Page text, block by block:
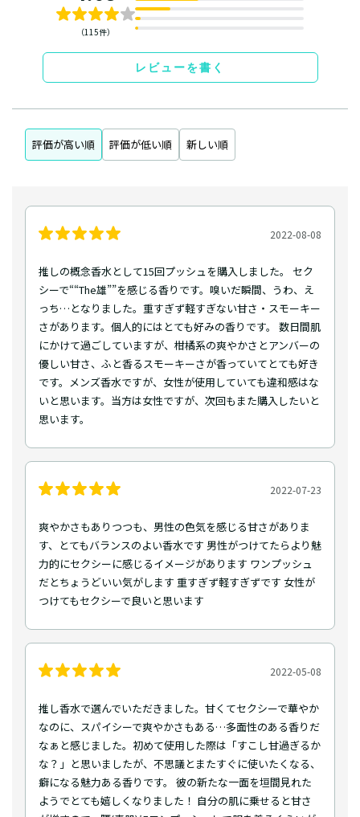
（115件）
レビューを書く
評価が高い順 評価が低い順 新しい順
2022-08-08
推しの概念香水として15回プッシュを購入しました。 セク
シーで““The雄””を感じる香りです。嗅いだ瞬間、うわ、え
っち…となりました。重すぎず軽すぎない甘さ・スモーキー
さがあります。個人的にはとても好みの香りです。 数日間肌
にかけて過ごしていますが、柑橘系の爽やかさとアンバーの
優しい甘さ、ふと香るスモーキーさが香っていてとても好き
です。メンズ香水ですが、女性が使用していても違和感はな
いと思います。当方は女性ですが、次回もまた購入したいと
思います。
2022-07-23
爽やかさもありつつも、男性の色気を感じる甘さがありま
す、とてもバランスのよい香水です 男性がつけてたらより魅
力的にセクシーに感じるイメージがあります ワンプッシュ
だとちょうどいい気がします 重すぎず軽すぎずです 女性が
つけてもセクシーで良いと思います
2022-05-08
推し香水で選んでいただきました。甘くてセクシーで華やか
なのに、スパイシーで爽やかさもある…多面性のある香りだ
なぁと感じました。初めて使用した際は「すこし甘過ぎるか
な？」と思いましたが、不思議とまたすぐに使いたくなる、
癖になる魅力ある香りです。 彼の新たな一面を垣間見れた
ようでとても嬉しくなりました！ 自分の肌に乗せると甘さ